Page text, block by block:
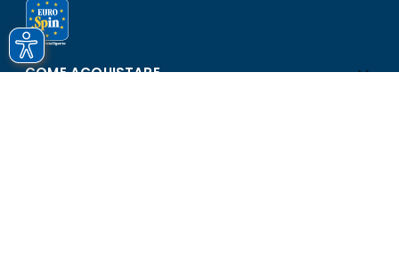
COME ACQUISTARE